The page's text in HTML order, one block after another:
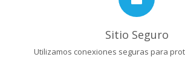
Sitio Seguro
Utilizamos conexiones seguras para